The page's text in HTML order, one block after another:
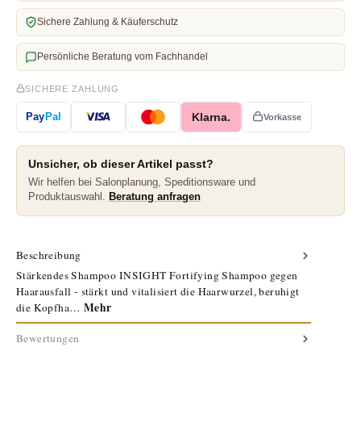
Sichere Zahlung & Käuferschutz
Persönliche Beratung vom Fachhandel
SICHERE ZAHLUNG
PayPal Klarna. Vorkasse
Unsicher, ob dieser Artikel passt?
Wir helfen bei Salonplanung, Speditionsware und
Produktauswahl.
Beratung anfragen
Beschreibung
Stärkendes Shampoo INSIGHT Fortifying Shampoo gegen
Haarausfall - stärkt und vitalisiert die Haarwurzel, beruhigt
die Kopfha… Mehr
Bewertungen